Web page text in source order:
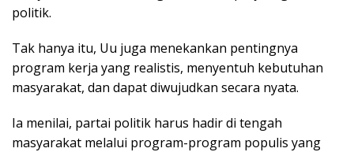
politik.
Tak hanya itu, Uu juga menekankan pentingnya
program kerja yang realistis, menyentuh kebutuhan
masyarakat, dan dapat diwujudkan secara nyata.
Ia menilai, partai politik harus hadir di tengah
masyarakat melalui program-program populis yang